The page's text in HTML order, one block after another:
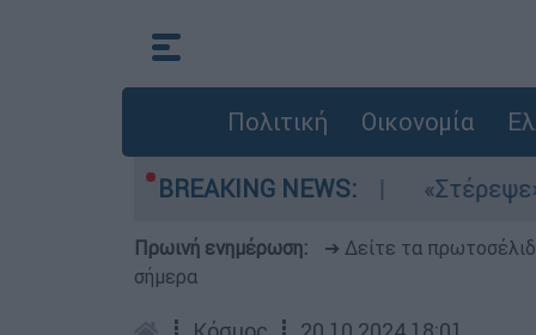
Πολιτική Οικονομία
BREAKING NEWS:
μελτέμια στο Αιγαίο «Στέρεψε» η
Πρωινή ενημέρωση: ➔ Δείτε τα
σήμερα